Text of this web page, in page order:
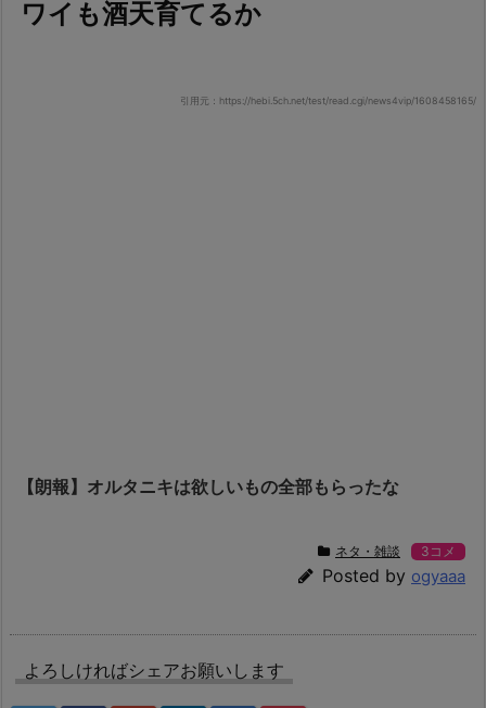
ワイも酒天育てるか
引用元：https://hebi.5ch.net/test/read.cgi/news4vip/1608458165/
【朗報】オルタニキは欲しいもの全部もらったな
ネタ・雑談 3コメ
Posted by ogyaaa
よろしければシェアお願いします